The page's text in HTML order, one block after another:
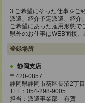
3.ご希望にそった仕事をご
派遣、紹介予定派遣、紹介
ご希望にあった雇用形態で
県外のお仕事はWEB面接、
登録場所
静岡支店
〒420-0857
静岡県静岡市葵区長沼2丁
TEL：054-298-9005
担当：派遣事業部 有賀